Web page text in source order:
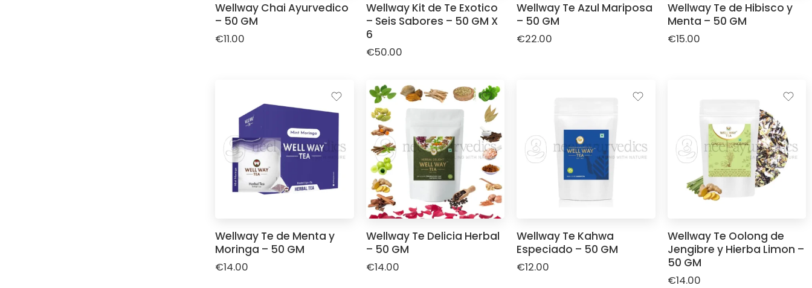
Wellway Chai Ayurvedico
– 50 GM
€11.00
Wellway Kit de Te Exotico
– Seis Sabores – 50 GM X
6
€50.00
Wellway Te Azul Mariposa
– 50 GM
€22.00
Wellway Te de Hibisco y
Menta – 50 GM
€15.00
Wellway Te de Menta y
Moringa – 50 GM
€14.00
Wellway Te Delicia Herbal
– 50 GM
€14.00
Wellway Te Kahwa
Especiado – 50 GM
€12.00
Wellway Te Oolong de
Jengibre y Hierba Limon –
50 GM
€14.00